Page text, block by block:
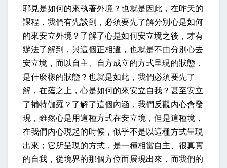
耶見是如何的來執著外境？也就是因此，在昨天的
課程，我們有先談到，必須要先了解分別心是如何
的來安立外境？了解了心是如何安立境之後，才有
辦法了解到，與這個正相違，也就是不由分別心去
安立境，而以自主、自方成立的方式呈現的狀態，
是什麼樣的狀態？也就是如此，我們必須要先了
解，在蘊之上，心是如何的來安立自我？甚至安立
了補特伽羅？了解了這個內涵，我們反觀內心會發
現，雖然心是用這種方式在安立境，但是這種境，
在我們內心現起的時候，似乎不是以這種方式呈現
出來；它所呈現的方式，是一種相當自主、很真實
的自我，從境界的那個方位而展現出來，而我們的